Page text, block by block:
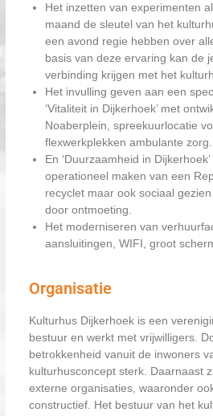
Het inzetten van experimenten
maand de sleutel van het
een avond regie hebben over
basis van deze ervaring kan de
verbinding krijgen met het
Het invulling geven aan een
‘Vitaliteit in Dijkerhoek’ met
Noaberplein, spreekuurlocatie
flexwerkplekken ambulante zorg.
En ‘Duurzaamheid in
operationeel maken van een
recyclet maar ook sociaal
door ontmoeting.
Het moderniseren van
aansluitingen, WIFI, groot
Organisatie
Kulturhus Dijkerhoek is een
bestuur en werkt met vrijwilligers.
betrokkenheid vanuit de inwoners
kulturhusconcept sterk. Daarnaast
externe organisaties, waaronder
constructief. Het bestuur van het